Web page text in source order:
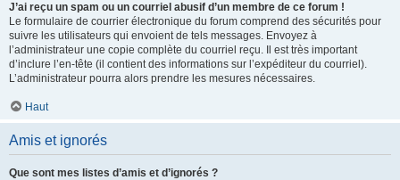
J’ai reçu un spam ou un courriel abusif d’un membre de ce forum !
Le formulaire de courrier électronique du forum comprend des sécurités pour
suivre les utilisateurs qui envoient de tels messages. Envoyez à
l’administrateur une copie complète du courriel reçu. Il est très important
d’inclure l’en-tête (il contient des informations sur l’expéditeur du courriel).
L’administrateur pourra alors prendre les mesures nécessaires.
Haut
Amis et ignorés
Que sont mes listes d’amis et d’ignorés ?